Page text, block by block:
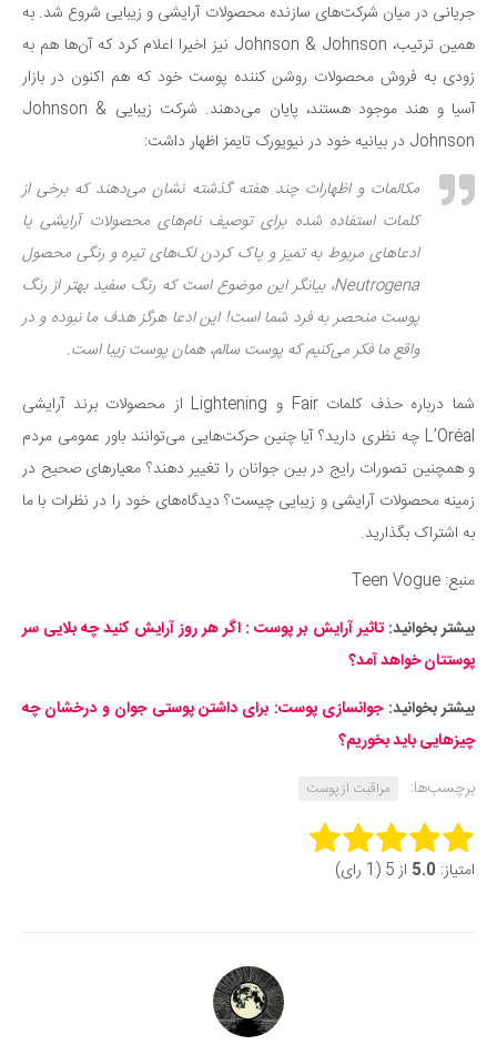
جریانی در میان شرکت‌های سازنده محصولات آرایشی و زیبایی شروع شد. به
همین ترتیب، Johnson & Johnson نیز اخیرا اعلام کرد که آن‌ها هم به
زودی به فروش محصولات روشن کننده پوست خود که هم اکنون در بازار
آسیا و هند موجود هستند، پایان می‌دهند. شرکت زیبایی Johnson &
Johnson در بیانیه خود در نیویورک تایمز اظهار داشت:
مکالمات و اظهارات چند هفته گذشته نشان می‌دهند که برخی از
کلمات استفاده شده برای توصیف نام‌های محصولات آرایشی یا
ادعاهای مربوط به تمیز و پاک کردن لک‌های تیره و رنگی محصول
Neutrogena، بیانگر این موضوع است که رنگ سفید بهتر از رنگ
پوست منحصر به فرد شما است! این ادعا هرگز هدف ما نبوده و در
واقع ما فکر می‌کنیم که پوست سالم، همان پوست زیبا است.
شما درباره حذف کلمات Fair و Lightening از محصولات برند آرایشی
L’Oréal چه نظری دارید؟ آیا چنین حرکت‌هایی می‌توانند باور عمومی مردم
و همچنین تصورات رایج در بین جوانان را تغییر دهند؟ معیارهای صحیح در
زمینه محصولات آرایشی و زیبایی چیست؟ دیدگاه‌های خود را در نظرات با ما
به اشتراک بگذارید.
منبع: Teen Vogue
بیشتر بخوانید:تاثیر آرایش بر پوست : اگر هر روز آرایش کنید چه بلایی سر
پوستتان خواهد آمد؟
بیشتر بخوانید:جوانسازی پوست: برای داشتن پوستی جوان‌ و درخشان چه
چیزهایی باید بخوریم؟
برچسب‌ها:
مراقبت از پوست
Rate this item:
امتیاز: 5.0 از 5 (1 رای)